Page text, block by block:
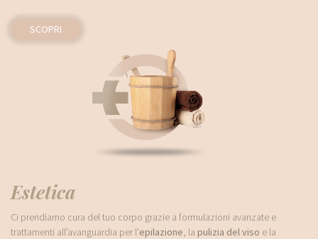
SCOPRI
Estetica
Ci prendiamo cura del tuo corpo grazie a formulazioni avanzate e
trattamenti all’avanguardia per l’epilazione, la pulizia del viso e la